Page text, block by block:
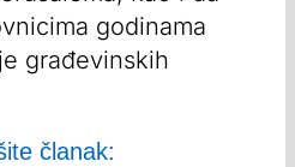
godinama
građevinskih
članak: